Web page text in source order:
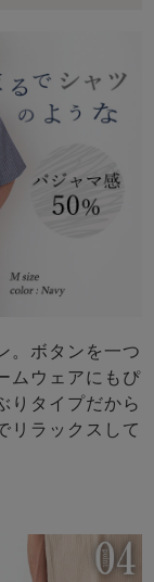
。ボタンを一つ
ムウェアにもぴ
りタイプだから
リラックスして